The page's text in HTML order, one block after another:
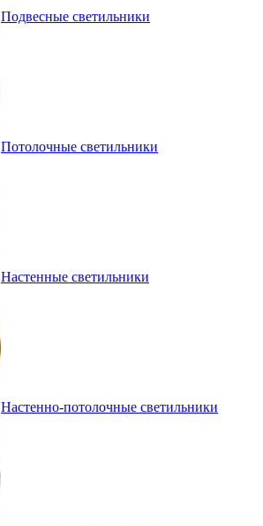
Подвесные светильники
Потолочные светильники
Настенные светильники
Настенно-потолочные светильники